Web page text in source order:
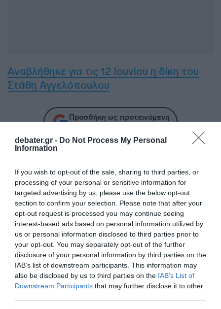
debater.gr - Do Not Process My Personal
Information
If you wish to opt-out of the sale, sharing to third parties, or
processing of your personal or sensitive information for
targeted advertising by us, please use the below opt-out
section to confirm your selection. Please note that after your
opt-out request is processed you may continue seeing
interest-based ads based on personal information utilized by
us or personal information disclosed to third parties prior to
your opt-out. You may separately opt-out of the further
disclosure of your personal information by third parties on the
IAB’s list of downstream participants. This information may
also be disclosed by us to third parties on the IAB’s List of
Downstream Participants that may further disclose it to other
Αναβλήθηκε για τις 12 Ιουνίου η δίκη του
Στάθη Αγγελόπουλου
Προσθήκη ως προτεινόμενη
Ακολούθησε το debater.gr στο Google News
και μάθετε πρώτοι όλες τις ειδήσεις
Share Tweet
ΔΕΣΠΟΙΝΑ ΒΑΝΔΗ ΕΛΕΝΗ ΦΟΥΡΕΙΡΑ ΜΥΚΟΝΟΣ
ΔΙΑΦΗΜΙΣΗ